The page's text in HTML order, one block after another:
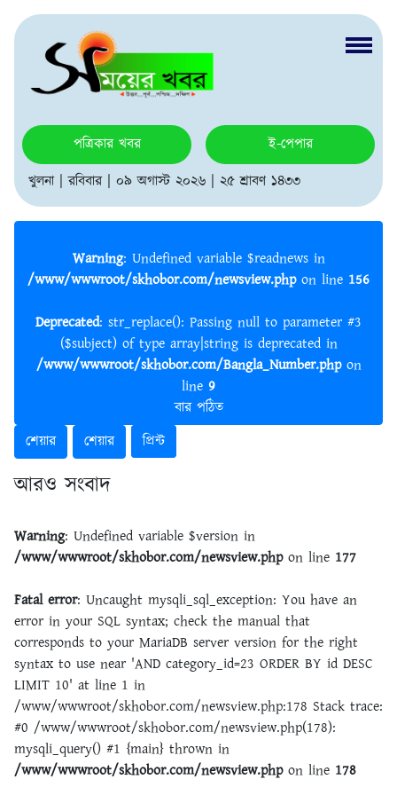
পত্রিকার খবর
ই-পেপার
খুলনা | রবিবার | ০৯ অগাস্ট ২০২৬ | ২৫ শ্রাবণ ১৪৩৩
Warning : Undefined variable $readnews in
/www/wwwroot/skhobor.com/newsview.phpon line 156
Deprecated: str_replace(): Passing null to parameter #3
($subject) of type array|string is deprecated in
/www/wwwroot/skhobor.com/Bangla_Number.phpon
line 9
বার পঠিত
শেয়ার
শেয়ার প্রিন্ট
আরও সংবাদ
Warning: Undefined variable $version in
/www/wwwroot/skhobor.com/newsview.phpon line 177
Fatal error: Uncaught mysqli_sql_exception: You have an
error in your SQL syntax; check the manual that
corresponds to your MariaDB server version for the right
syntax to use near 'AND category_id=23 ORDER BY id DESC
LIMIT 10' at line 1 in
/www/wwwroot/skhobor.com/newsview.php:178 Stack trace:
#0 /www/wwwroot/skhobor.com/newsview.php(178):
mysqli_query() #1 {main} thrown in
/www/wwwroot/skhobor.com/newsview.phpon line 178